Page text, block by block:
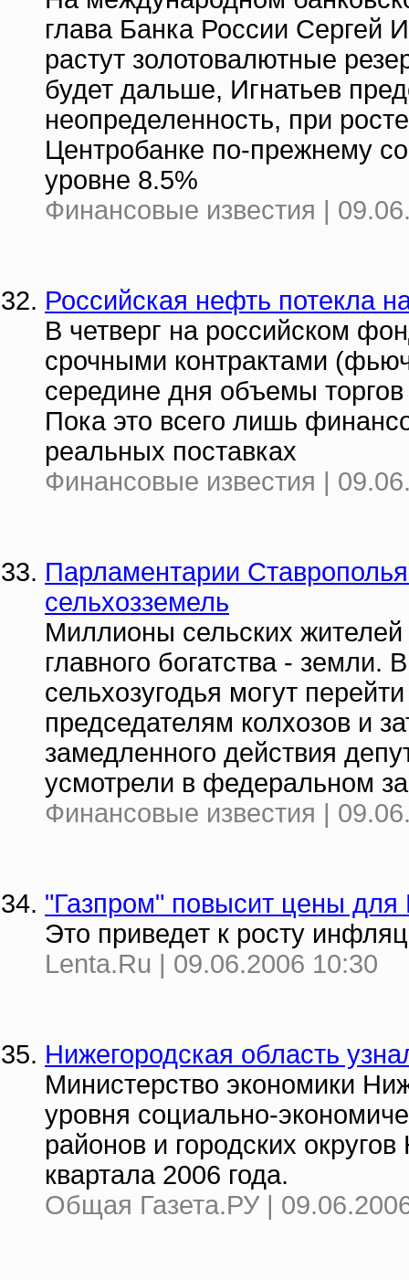
глава Банка России Сергей
растут золотовалютные
будет дальше, Игнатьев
неопределенность, при
Центробанке по-прежнему
уровне 8.5%
Финансовые известия |
Российская нефть потекла
В четверг на российском
срочными контрактами
середине дня объемы
Пока это всего лишь
реальных поставках
Финансовые известия |
Парламентарии
сельхозземель
Миллионы сельских
главного богатства -
сельхозугодья могут
председателям колхозов и
замедленного действия
усмотрели в федеральном
Финансовые известия |
"Газпром" повысит цены для
Это приведет к росту
Lenta.Ru | 09.06.2006 10:30
Нижегородская область
Министерство экономики
уровня социально-
районов и городских
квартала 2006 года.
Общая Газета.РУ |